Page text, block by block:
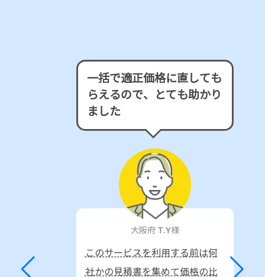
一括で適正価格に直しても
らえるので、とても助かり
ました
大阪府 T.Y様
このサービスを利用する前は何
社かの見積書を集めて価格の比